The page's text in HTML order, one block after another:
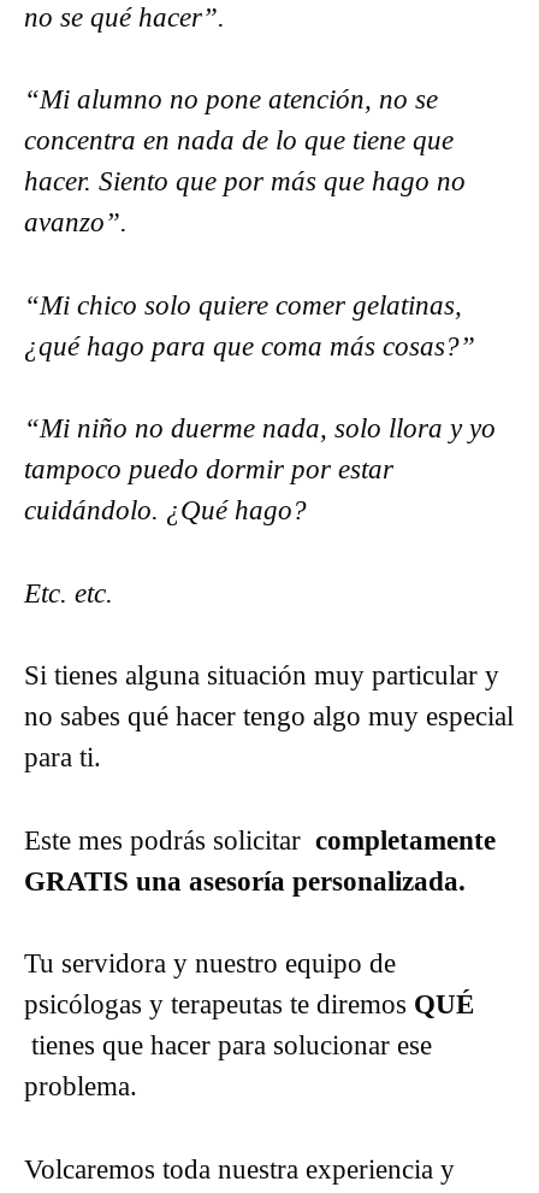
no se qué hacer”.
“Mi alumno no pone atención, no se
concentra en nada de lo que tiene que
hacer. Siento que por más que hago no
avanzo”.
“Mi chico solo quiere comer gelatinas,
¿qué hago para que coma más cosas?”
“Mi niño no duerme nada, solo llora y yo
tampoco puedo dormir por estar
cuidándolo. ¿Qué hago?
Etc. etc.
Si tienes alguna situación muy particular y
no sabes qué hacer tengo algo muy especial
para ti.
Este mes podrás solicitar completamente
GRATIS una asesoría personalizada.
Tu servidora y nuestro equipo de
psicólogas y terapeutas te diremos QUÉ
tienes que hacer para solucionar ese
problema.
Volcaremos toda nuestra experiencia y